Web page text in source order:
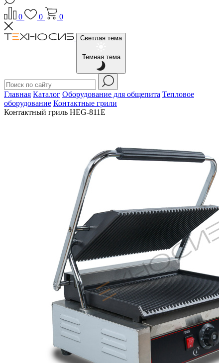
0 0 0
Светлая тема
Темная тема
Главная Каталог Оборудование для общепита Тепловое
оборудование Контактные грили
Контактный гриль HEG-811E